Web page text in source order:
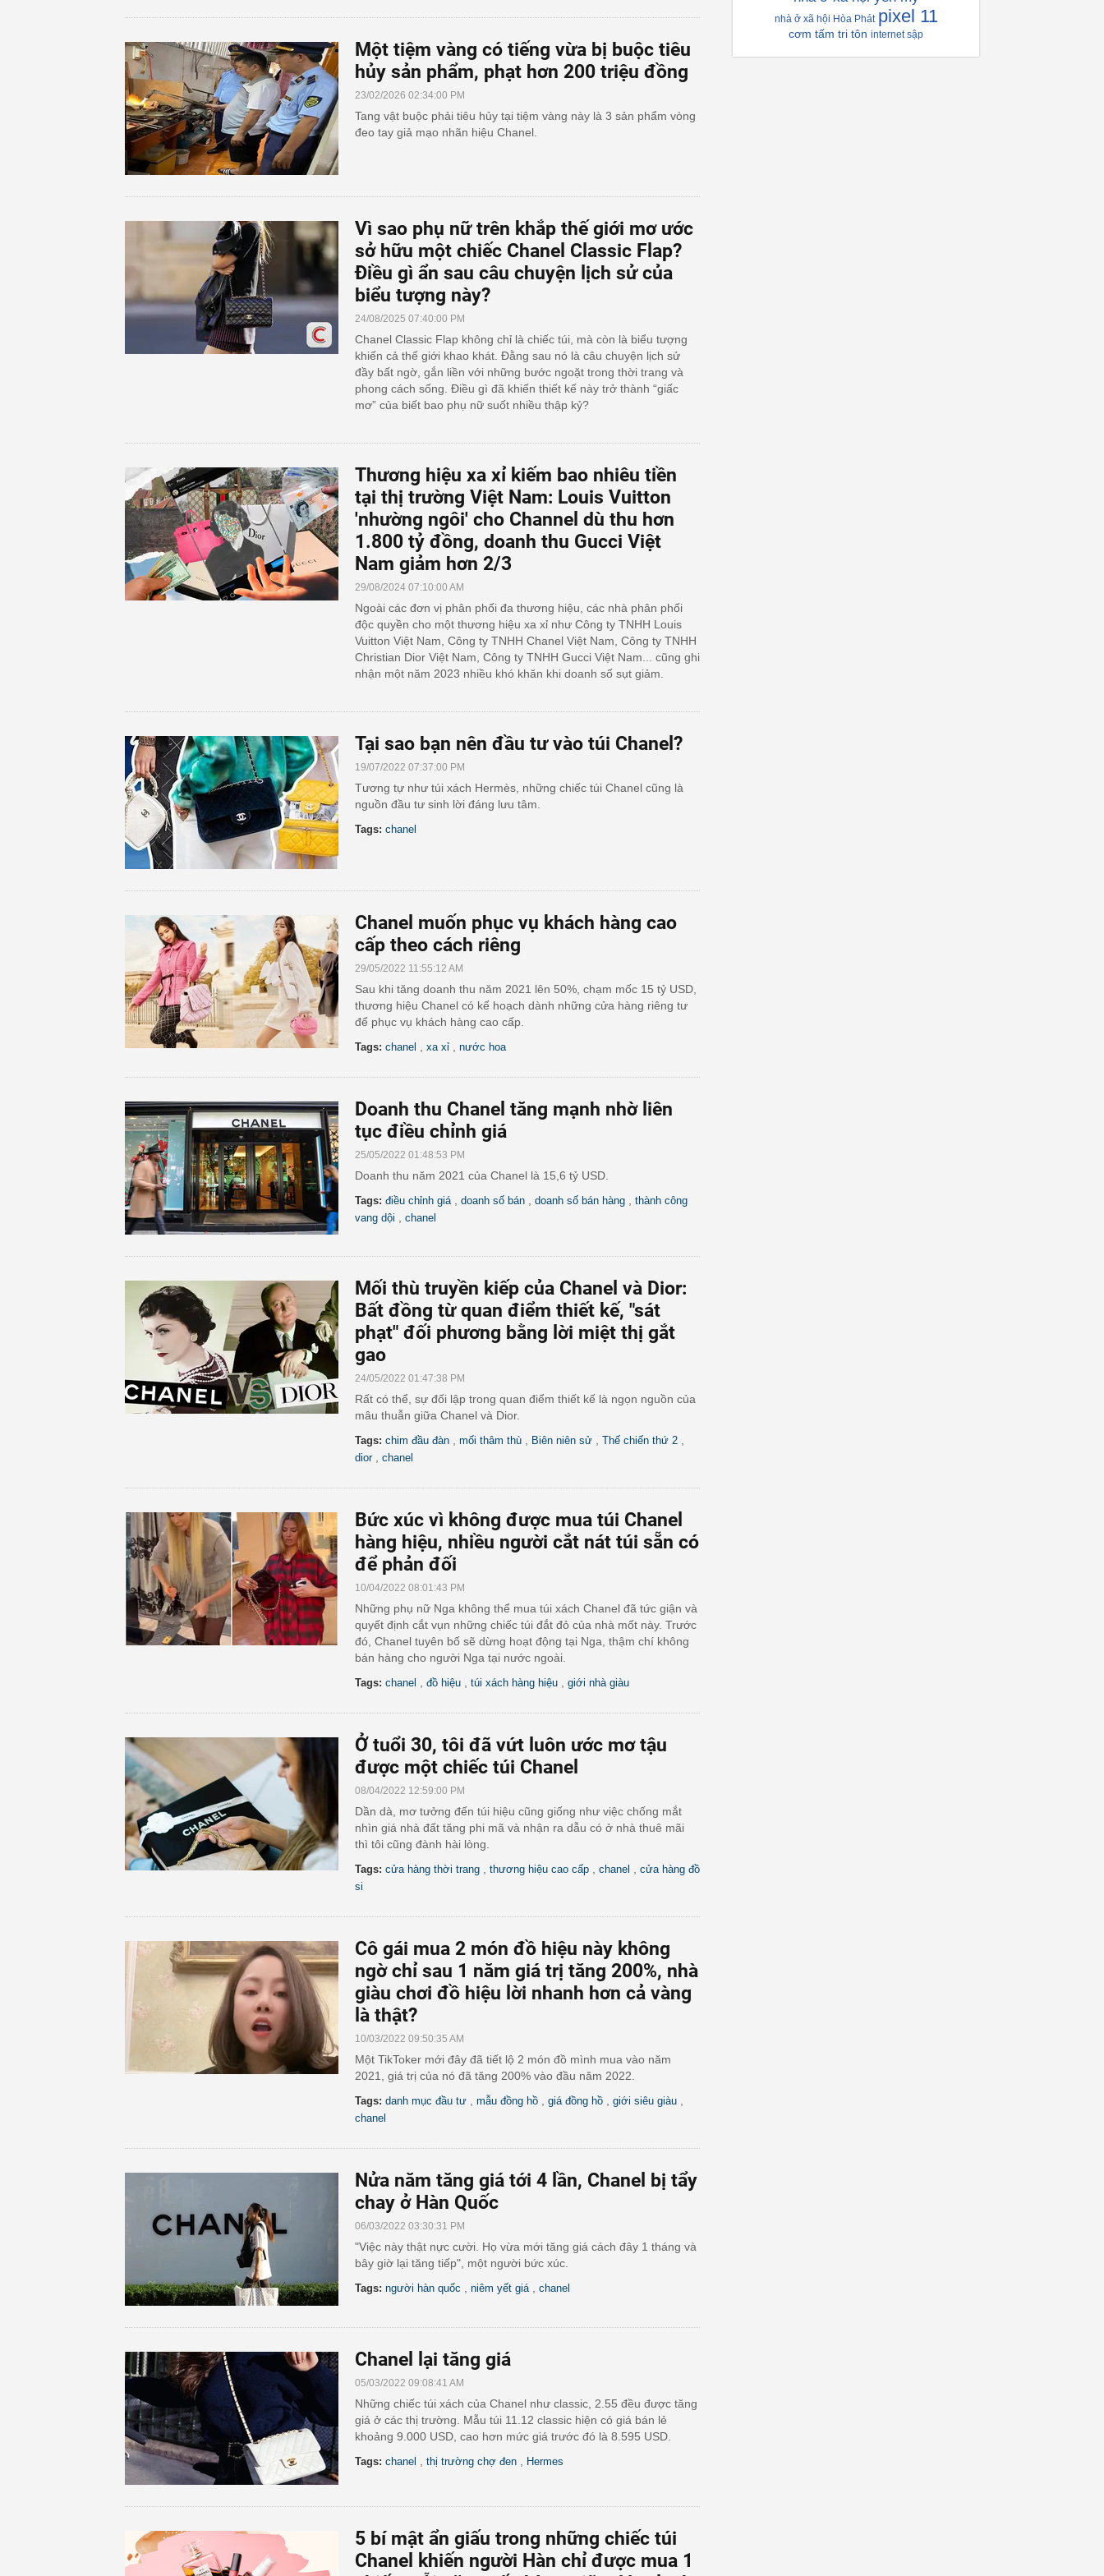
Một tiệm vàng có tiếng vừa bị buộc tiêu
hủy sản phẩm, phạt hơn 200 triệu đồng
23/02/2026 02:34:00 PM
Tang vật buộc phải tiêu hủy tại tiệm vàng này là 3 sản phẩm vòng
đeo tay giả mạo nhãn hiệu Chanel.
Vì sao phụ nữ trên khắp thế giới mơ ước
sở hữu một chiếc Chanel Classic Flap?
Điều gì ẩn sau câu chuyện lịch sử của
biểu tượng này?
24/08/2025 07:40:00 PM
Chanel Classic Flap không chỉ là chiếc túi, mà còn là biểu tượng
khiến cả thế giới khao khát. Đằng sau nó là câu chuyện lịch sử
đầy bất ngờ, gắn liền với những bước ngoặt trong thời trang và
phong cách sống. Điều gì đã khiến thiết kế này trở thành “giấc
mơ” của biết bao phụ nữ suốt nhiều thập kỷ?
Thương hiệu xa xỉ kiếm bao nhiêu tiền
tại thị trường Việt Nam: Louis Vuitton
'nhường ngôi' cho Channel dù thu hơn
1.800 tỷ đồng, doanh thu Gucci Việt
Nam giảm hơn 2/3
29/08/2024 07:10:00 AM
Ngoài các đơn vị phân phối đa thương hiệu, các nhà phân phối
độc quyền cho một thương hiệu xa xỉ như Công ty TNHH Louis
Vuitton Việt Nam, Công ty TNHH Chanel Việt Nam, Công ty TNHH
Christian Dior Việt Nam, Công ty TNHH Gucci Việt Nam... cũng ghi
nhận một năm 2023 nhiều khó khăn khi doanh số sụt giảm.
Tại sao bạn nên đầu tư vào túi Chanel?
19/07/2022 07:37:00 PM
Tương tự như túi xách Hermès, những chiếc túi Chanel cũng là
nguồn đầu tư sinh lời đáng lưu tâm.
Tags: chanel
Chanel muốn phục vụ khách hàng cao
cấp theo cách riêng
29/05/2022 11:55:12 AM
Sau khi tăng doanh thu năm 2021 lên 50%, chạm mốc 15 tỷ USD,
thương hiệu Chanel có kế hoạch dành những cửa hàng riêng tư
để phục vụ khách hàng cao cấp.
Tags: chanel xa xỉ nước hoa
Doanh thu Chanel tăng mạnh nhờ liên
tục điều chỉnh giá
25/05/2022 01:48:53 PM
Doanh thu năm 2021 của Chanel là 15,6 tỷ USD.
Tags: điều chỉnh giá doanh số bán doanh số bán hàng
thành công
vang dội
chanel
Mối thù truyền kiếp của Chanel và Dior:
Bất đồng từ quan điểm thiết kế, "sát
phạt" đối phương bằng lời miệt thị gắt
gao
24/05/2022 01:47:38 PM
Rất có thể, sự đối lập trong quan điểm thiết kế là ngọn nguồn của
mâu thuẫn giữa Chanel và Dior.
Tags: chim đầu đàn mối thâm thù Biên niên sử Thế chiến thứ 2
dior, chanel
Bức xúc vì không được mua túi Chanel
hàng hiệu, nhiều người cắt nát túi sẵn có
để phản đối
10/04/2022 08:01:43 PM
Những phụ nữ Nga không thể mua túi xách Chanel đã tức giận và
quyết định cắt vụn những chiếc túi đắt đỏ của nhà mốt này. Trước
đó, Chanel tuyên bố sẽ dừng hoạt động tại Nga, thậm chí không
bán hàng cho người Nga tại nước ngoài.
Tags: chanel đồ hiệu túi xách hàng hiệu giới nhà giàu
Ở tuổi 30, tôi đã vứt luôn ước mơ tậu
được một chiếc túi Chanel
08/04/2022 12:59:00 PM
Dần dà, mơ tưởng đến túi hiệu cũng giống như việc chống mắt
nhìn giá nhà đất tăng phi mã và nhận ra dẫu có ở nhà thuê mãi
thì tôi cũng đành hài lòng.
Tags: cửa hàng thời trang thương hiệu cao cấp chanel
cửa hàng đồ
si
Cô gái mua 2 món đồ hiệu này không
ngờ chỉ sau 1 năm giá trị tăng 200%, nhà
giàu chơi đồ hiệu lời nhanh hơn cả vàng
là thật?
10/03/2022 09:50:35 AM
Một TikToker mới đây đã tiết lộ 2 món đồ mình mua vào năm
2021, giá trị của nó đã tăng 200% vào đầu năm 2022.
Tags: danh mục đầu tư mẫu đồng hồ giá đồng hồ giới siêu giàu
chanel
Nửa năm tăng giá tới 4 lần, Chanel bị tẩy
chay ở Hàn Quốc
06/03/2022 03:30:31 PM
"Việc này thật nực cười. Họ vừa mới tăng giá cách đây 1 tháng và
bây giờ lại tăng tiếp", một người bức xúc.
Tags: người hàn quốc niêm yết giá chanel
Chanel lại tăng giá
05/03/2022 09:08:41 AM
Những chiếc túi xách của Chanel như classic, 2.55 đều được tăng
giá ở các thị trường. Mẫu túi 11.12 classic hiện có giá bán lẻ
khoảng 9.000 USD, cao hơn mức giá trước đó là 8.595 USD.
Tags: chanel thị trường chợ đen Hermes
5 bí mật ẩn giấu trong những chiếc túi
Chanel khiến người Hàn chỉ được mua 1
nhà ở xã hội Hòa Phát pixel 11
cơm tấm tri tôn internet sập